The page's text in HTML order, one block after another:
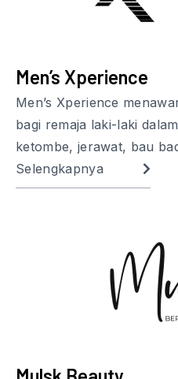
Men’s Xperience
Men’s Xperience
bagi remaja laki-laki
ketombe, jerawat, bau
Selengkapnya